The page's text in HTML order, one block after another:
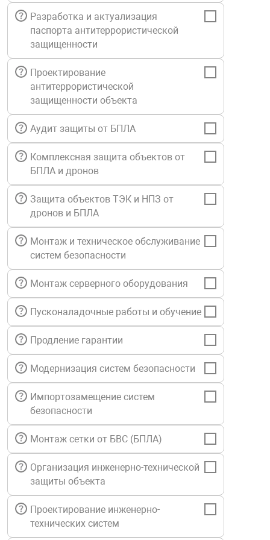
решения
безопасность
установки
оборудование
управления
и аналитики
объектов
периметра
и экипировка
Средства
Установки
Шкафы
Табло
Разработка и актуализация
паспорта антитеррористической
защищенности
Проектирование
антитеррористической
защищенности объекта
Аудит защиты от БПЛА
Комплексная защита объектов от
БПЛА и дронов
Защита объектов ТЭК и НПЗ от
дронов и БПЛА
Монтаж и техническое обслуживание
систем безопасности
Монтаж серверного оборудования
Пусконаладочные работы и обучение
Продление гарантии
Модернизация систем безопасности
Импортозамещение систем
безопасности
Монтаж сетки от БВС (БПЛА)
Организация инженерно-технической
защиты объекта
Проектирование инженерно-
технических систем